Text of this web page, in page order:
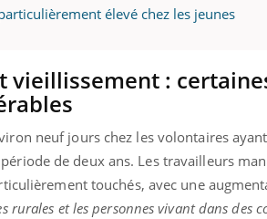
élevé chez les jeunes
vieillissement :
neuf jours chez les volontaires
de deux ans. Les travailleurs
touchés, avec une
rurales et les personnes vivant dans